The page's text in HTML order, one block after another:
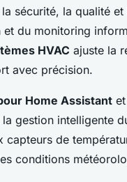
sécurité, la qualité et
du monitoring
HVAC ajuste la
avec précision.
Home Assistant
gestion intelligente
capteurs de
conditions